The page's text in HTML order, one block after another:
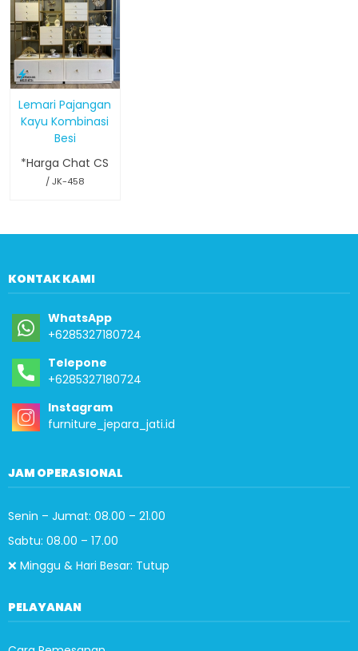
Lemari Pajangan
Kayu Kombinasi
Besi
*Harga Chat CS
/ JK-458
KONTAK KAMI
WhatsApp
+6285327180724
Telepone
+6285327180724
Instagram
furniture_jepara_jati.id
JAM OPERASIONAL
Senin – Jumat: 08.00 – 21.00
Sabtu: 08.00 – 17.00
❌ Minggu & Hari Besar: Tutup
PELAYANAN